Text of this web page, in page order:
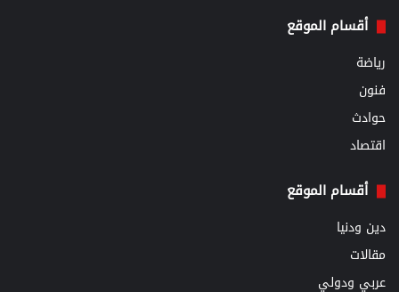
أقسام الموقع
رياضة
فنون
حوادث
اقتصاد
أقسام الموقع
دين ودنيا
مقالات
عربي ودولي